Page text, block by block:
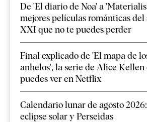
De 'El diario de Noa' a
mejores películas románticas del
XXI que no te puedes perder
Final explicado de 'El mapa de
anhelos', la serie de Alice Kellen
puedes ver en Netflix
Calendario lunar de agosto
eclipse solar y Perseidas